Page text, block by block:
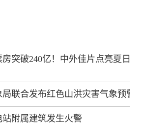
突破240亿！中外佳片点亮夏日
联合发布红色山洪灾害气象预警
站附属建筑发生火警